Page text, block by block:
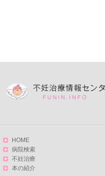
HOME
病院検索
不妊治療
本の紹介